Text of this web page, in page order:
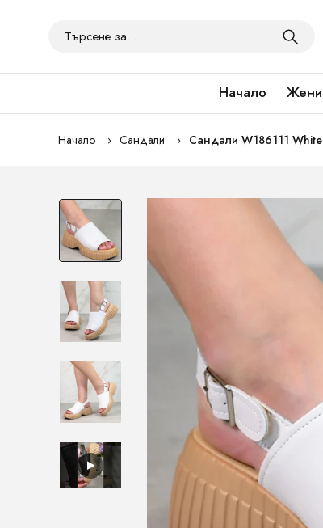
Начало Жени
Начало Сандали Сандали W186111 White